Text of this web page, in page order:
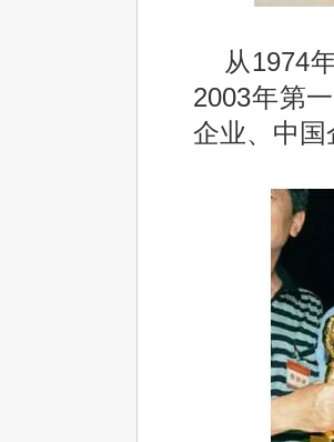
从1974
2003年第
企业、中国